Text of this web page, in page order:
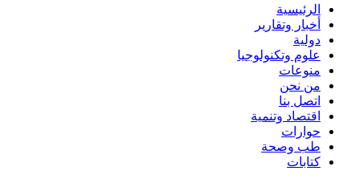
الرئيسية
أخبار وتقارير
دولية
علوم وتكنولوجيا
منوعات
من نحن
اتصل بنا
اقتصاد وتنمية
حوارات
طب وصحة
كتابات